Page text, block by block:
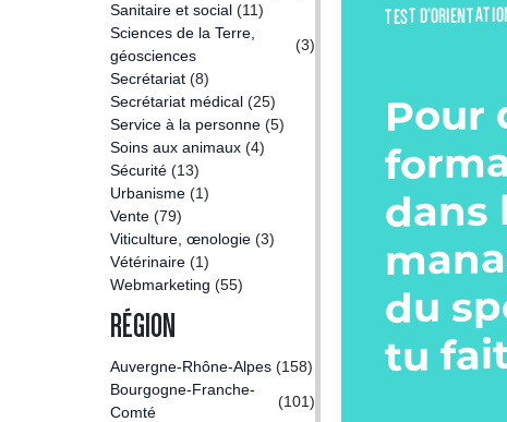
Sanitaire et social (11)
Sciences de la Terre,
géosciences
(3)
Secrétariat (8)
Secrétariat médical (25)
Service à la personne (5)
Soins aux animaux (4)
Sécurité (13)
Urbanisme (1)
Vente (79)
Viticulture, œnologie (3)
Vétérinaire (1)
Webmarketing (55)
RÉGION
Auvergne-Rhône-Alpes (158)
Bourgogne-Franche-
Comté
(101)
TEST
Pour
dans
du
tu